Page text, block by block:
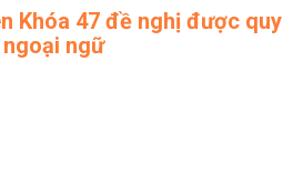
Khóa 47 đề nghị được quy
ngữ